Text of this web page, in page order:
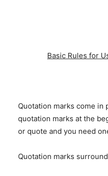
Basic Rules for
Quotation marks come in
quotation marks at the
or quote and you need
Quotation marks